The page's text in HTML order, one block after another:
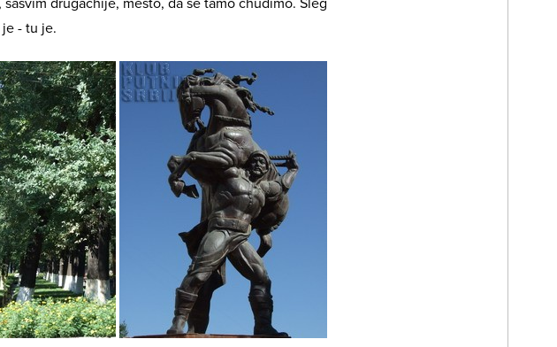
drugachije, mesto, da se tamo chudimo. Sleg
- tu je.